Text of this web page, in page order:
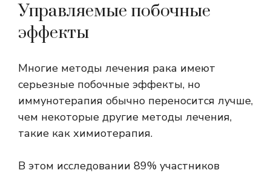
Управляемые побочные
эффекты
Многие методы лечения рака имеют
серьезные побочные эффекты, но
иммунотерапия обычно переносится лучше,
чем некоторые другие методы лечения,
такие как химиотерапия.
В этом исследовании 89% участников